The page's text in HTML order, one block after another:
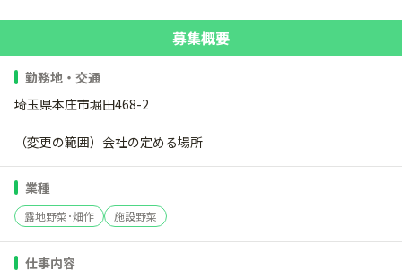
募集概要
勤務地・交通
埼玉県本庄市堀田468-2
（変更の範囲）会社の定める場所
業種
露地野菜･畑作 施設野菜
仕事内容